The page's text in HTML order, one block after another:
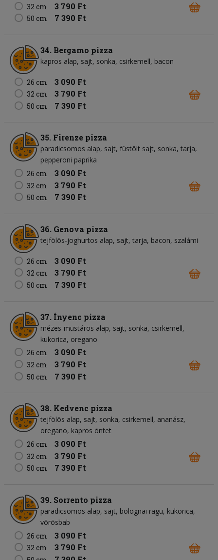
32 cm 3 790 Ft
50 cm 7 390 Ft
34. Bergamo pizza
kapros alap sajt sonka csirkemell bacon
26 cm 3 090 Ft
32 cm 3 790 Ft
50 cm 7 390 Ft
35. Firenze pizza
paradicsomos alap sajt füstölt sajt sonka tarja
pepperoni paprika
26 cm
3 090 Ft
32 cm 3 790 Ft
50 cm 7 390 Ft
36. Genova pizza
tejfölös-joghurtos alap sajt tarja bacon szalámi
26 cm 3 090 Ft
32 cm 3 790 Ft
50 cm 7 390 Ft
37. Ínyenc pizza
mézes-mustáros alap sajt sonka csirkemell
kukorica oregano
26 cm
3 090 Ft
32 cm 3 790 Ft
50 cm 7 390 Ft
38. Kedvenc pizza
tejfölös alap sajt sonka csirkemell ananász
oregano kapros öntet
26 cm
3 090 Ft
32 cm 3 790 Ft
50 cm 7 390 Ft
39. Sorrento pizza
paradicsomos alap sajt bolognai ragu kukorica
vörösbab
26 cm
3 090 Ft
32 cm 3 790 Ft